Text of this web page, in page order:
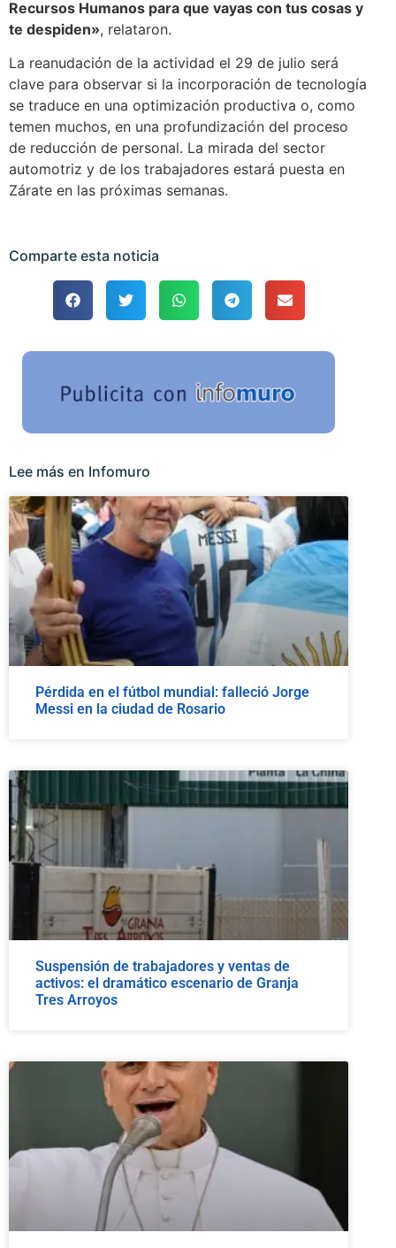
Recursos Humanos para que vayas con tus cosas y
te despiden», relataron.
La reanudación de la actividad el 29 de julio será
clave para observar si la incorporación de tecnología
se traduce en una optimización productiva o, como
temen muchos, en una profundización del proceso
de reducción de personal. La mirada del sector
automotriz y de los trabajadores estará puesta en
Zárate en las próximas semanas.
Comparte esta noticia
Lee más en Infomuro
Pérdida en el fútbol mundial: falleció Jorge
Messi en la ciudad de Rosario
Suspensión de trabajadores y ventas de
activos: el dramático escenario de Granja
Tres Arroyos